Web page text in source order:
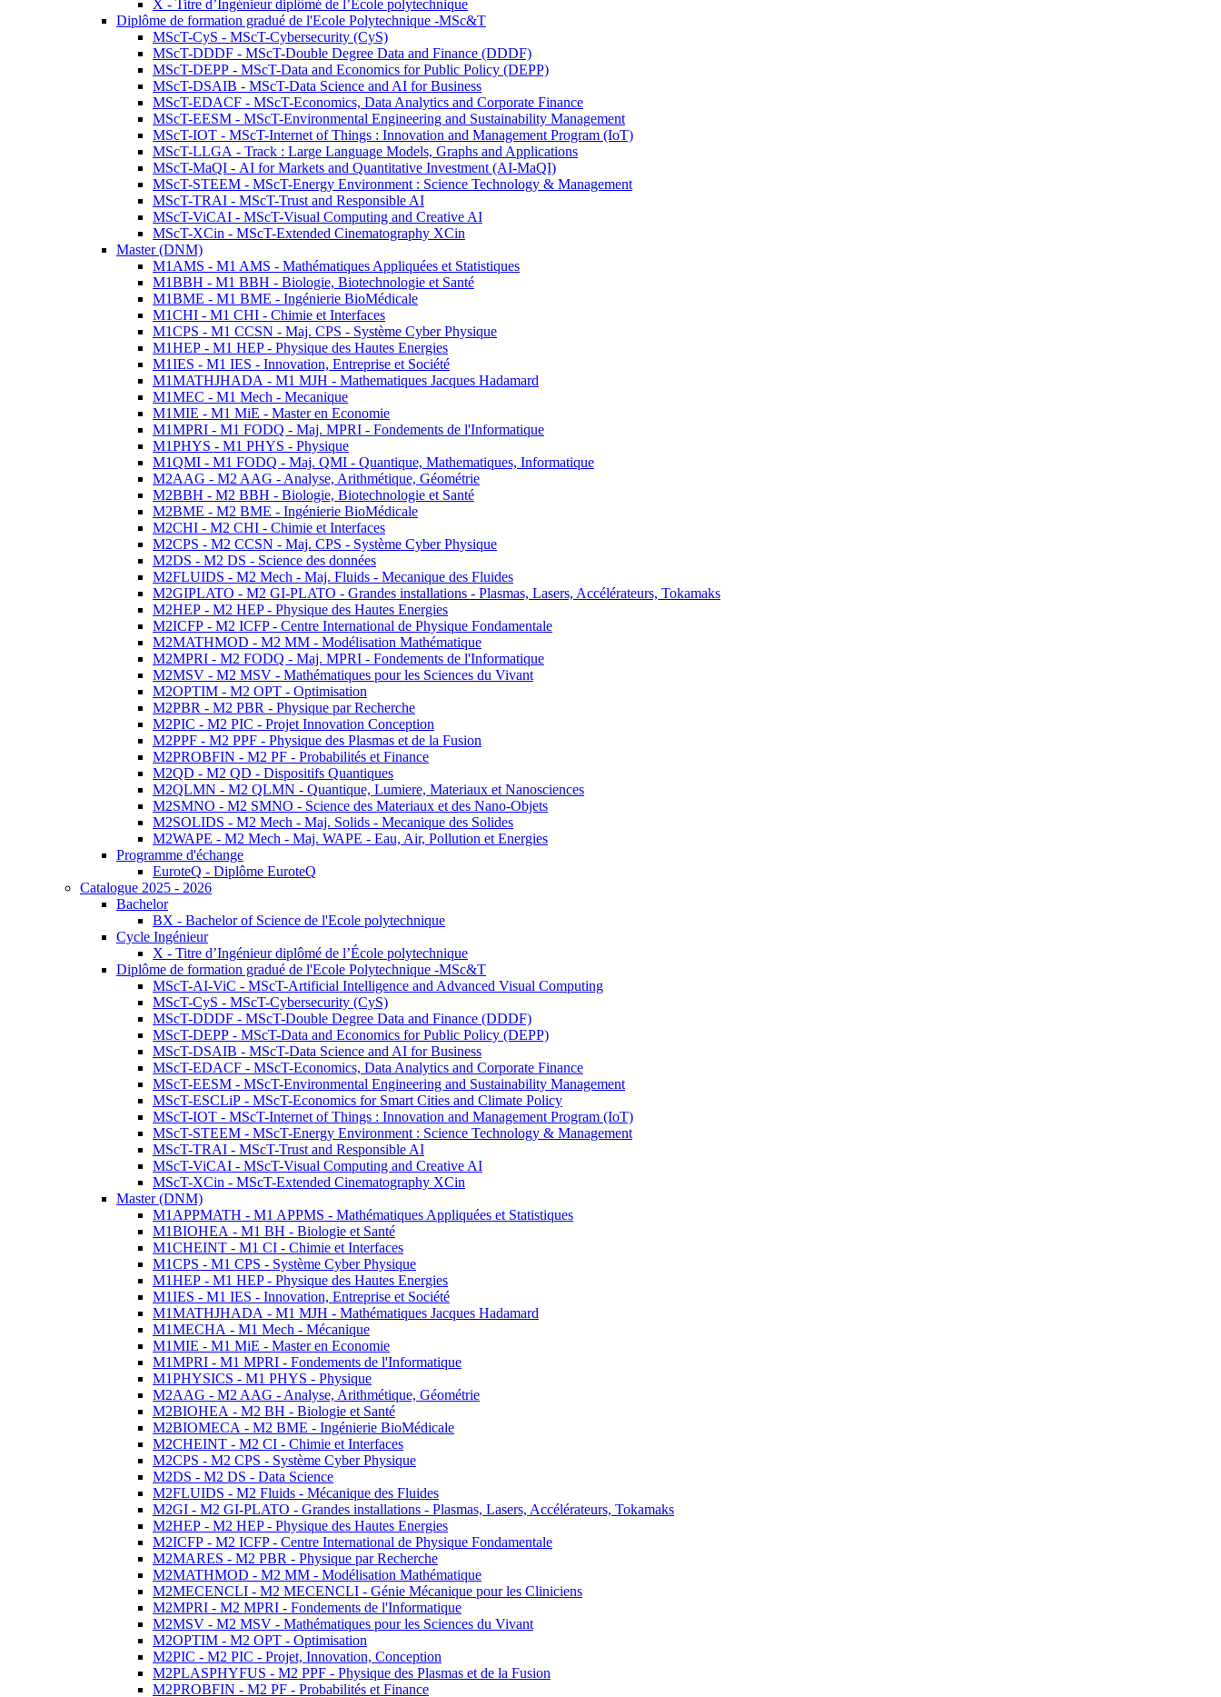
X - Titre d’Ingénieur diplômé de l’École polytechnique
Diplôme de formation gradué de l'Ecole Polytechnique -MSc&T
MScT-CyS - MScT-Cybersecurity (CyS)
MScT-DDDF - MScT-Double Degree Data and Finance (DDDF)
MScT-DEPP - MScT-Data and Economics for Public Policy (DEPP)
MScT-DSAIB - MScT-Data Science and AI for Business
MScT-EDACF - MScT-Economics, Data Analytics and Corporate Finance
MScT-EESM - MScT-Environmental Engineering and Sustainability Management
MScT-IOT - MScT-Internet of Things : Innovation and Management Program (IoT)
MScT-LLGA - Track : Large Language Models, Graphs and Applications
MScT-MaQI - AI for Markets and Quantitative Investment (AI-MaQI)
MScT-STEEM - MScT-Energy Environment : Science Technology & Management
MScT-TRAI - MScT-Trust and Responsible AI
MScT-ViCAI - MScT-Visual Computing and Creative AI
MScT-XCin - MScT-Extended Cinematography XCin
Master (DNM)
M1AMS - M1 AMS - Mathématiques Appliquées et Statistiques
M1BBH - M1 BBH - Biologie, Biotechnologie et Santé
M1BME - M1 BME - Ingénierie BioMédicale
M1CHI - M1 CHI - Chimie et Interfaces
M1CPS - M1 CCSN - Maj. CPS - Système Cyber Physique
M1HEP - M1 HEP - Physique des Hautes Energies
M1IES - M1 IES - Innovation, Entreprise et Société
M1MATHJHADA - M1 MJH - Mathematiques Jacques Hadamard
M1MEC - M1 Mech - Mecanique
M1MIE - M1 MiE - Master en Economie
M1MPRI - M1 FODQ - Maj. MPRI - Fondements de l'Informatique
M1PHYS - M1 PHYS - Physique
M1QMI - M1 FODQ - Maj. QMI - Quantique, Mathematiques, Informatique
M2AAG - M2 AAG - Analyse, Arithmétique, Géométrie
M2BBH - M2 BBH - Biologie, Biotechnologie et Santé
M2BME - M2 BME - Ingénierie BioMédicale
M2CHI - M2 CHI - Chimie et Interfaces
M2CPS - M2 CCSN - Maj. CPS - Système Cyber Physique
M2DS - M2 DS - Science des données
M2FLUIDS - M2 Mech - Maj. Fluids - Mecanique des Fluides
M2GIPLATO - M2 GI-PLATO - Grandes installations - Plasmas, Lasers, Accélérateurs, Tokamaks
M2HEP - M2 HEP - Physique des Hautes Energies
M2ICFP - M2 ICFP - Centre International de Physique Fondamentale
M2MATHMOD - M2 MM - Modélisation Mathématique
M2MPRI - M2 FODQ - Maj. MPRI - Fondements de l'Informatique
M2MSV - M2 MSV - Mathématiques pour les Sciences du Vivant
M2OPTIM - M2 OPT - Optimisation
M2PBR - M2 PBR - Physique par Recherche
M2PIC - M2 PIC - Projet Innovation Conception
M2PPF - M2 PPF - Physique des Plasmas et de la Fusion
M2PROBFIN - M2 PF - Probabilités et Finance
M2QD - M2 QD - Dispositifs Quantiques
M2QLMN - M2 QLMN - Quantique, Lumiere, Materiaux et Nanosciences
M2SMNO - M2 SMNO - Science des Materiaux et des Nano-Objets
M2SOLIDS - M2 Mech - Maj. Solids - Mecanique des Solides
M2WAPE - M2 Mech - Maj. WAPE - Eau, Air, Pollution et Energies
Programme d'échange
EuroteQ - Diplôme EuroteQ
Catalogue 2025 - 2026
Bachelor
BX - Bachelor of Science de l'Ecole polytechnique
Cycle Ingénieur
X - Titre d’Ingénieur diplômé de l’École polytechnique
Diplôme de formation gradué de l'Ecole Polytechnique -MSc&T
MScT-AI-ViC - MScT-Artificial Intelligence and Advanced Visual Computing
MScT-CyS - MScT-Cybersecurity (CyS)
MScT-DDDF - MScT-Double Degree Data and Finance (DDDF)
MScT-DEPP - MScT-Data and Economics for Public Policy (DEPP)
MScT-DSAIB - MScT-Data Science and AI for Business
MScT-EDACF - MScT-Economics, Data Analytics and Corporate Finance
MScT-EESM - MScT-Environmental Engineering and Sustainability Management
MScT-ESCLiP - MScT-Economics for Smart Cities and Climate Policy
MScT-IOT - MScT-Internet of Things : Innovation and Management Program (IoT)
MScT-STEEM - MScT-Energy Environment : Science Technology & Management
MScT-TRAI - MScT-Trust and Responsible AI
MScT-ViCAI - MScT-Visual Computing and Creative AI
MScT-XCin - MScT-Extended Cinematography XCin
Master (DNM)
M1APPMATH - M1 APPMS - Mathématiques Appliquées et Statistiques
M1BIOHEA - M1 BH - Biologie et Santé
M1CHEINT - M1 CI - Chimie et Interfaces
M1CPS - M1 CPS - Système Cyber Physique
M1HEP - M1 HEP - Physique des Hautes Energies
M1IES - M1 IES - Innovation, Entreprise et Société
M1MATHJHADA - M1 MJH - Mathématiques Jacques Hadamard
M1MECHA - M1 Mech - Mécanique
M1MIE - M1 MiE - Master en Economie
M1MPRI - M1 MPRI - Fondements de l'Informatique
M1PHYSICS - M1 PHYS - Physique
M2AAG - M2 AAG - Analyse, Arithmétique, Géométrie
M2BIOHEA - M2 BH - Biologie et Santé
M2BIOMECA - M2 BME - Ingénierie BioMédicale
M2CHEINT - M2 CI - Chimie et Interfaces
M2CPS - M2 CPS - Système Cyber Physique
M2DS - M2 DS - Data Science
M2FLUIDS - M2 Fluids - Mécanique des Fluides
M2GI - M2 GI-PLATO - Grandes installations - Plasmas, Lasers, Accélérateurs, Tokamaks
M2HEP - M2 HEP - Physique des Hautes Energies
M2ICFP - M2 ICFP - Centre International de Physique Fondamentale
M2MARES - M2 PBR - Physique par Recherche
M2MATHMOD - M2 MM - Modélisation Mathématique
M2MECENCLI - M2 MECENCLI - Génie Mécanique pour les Cliniciens
M2MPRI - M2 MPRI - Fondements de l'Informatique
M2MSV - M2 MSV - Mathématiques pour les Sciences du Vivant
M2OPTIM - M2 OPT - Optimisation
M2PIC - M2 PIC - Projet, Innovation, Conception
M2PLASPHYFUS - M2 PPF - Physique des Plasmas et de la Fusion
M2PROBFIN - M2 PF - Probabilités et Finance